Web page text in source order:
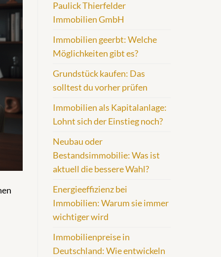
Paulick Thierfelder
Immobilien GmbH
Immobilien geerbt: Welche
Möglichkeiten gibt es?
Grundstück kaufen: Das
solltest du vorher prüfen
Immobilien als Kapitalanlage:
Lohnt sich der Einstieg noch?
Neubau oder
Bestandsimmobilie: Was ist
aktuell die bessere Wahl?
Energieeffizienz bei
Immobilien: Warum sie immer
wichtiger wird
Immobilienpreise in
Deutschland: Wie entwickeln